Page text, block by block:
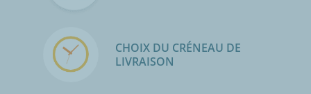
CHOIX DU CRÉNEAU DE
LIVRAISON